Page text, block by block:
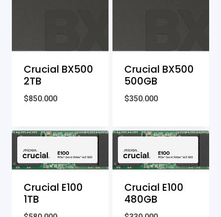
Crucial BX500
2TB
$850.000
Crucial BX500
500GB
$350.000
Crucial E100
1TB
Crucial E100
480GB